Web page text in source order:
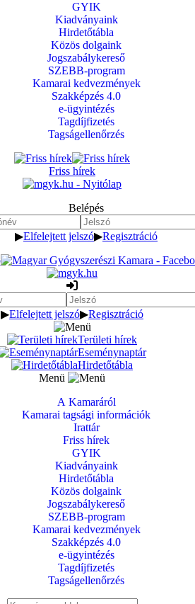
GYIK
Kiadványaink
Hirdetőtábla
Közös dolgaink
Jogszabálykereső
SZEBB-program
Kamarai kedvezmények
Szakképzés 4.0
e-ügyintézés
Tagdíjfizetés
Tagságellenőrzés
Friss hírek
Belépés
▶Elfelejtett jelszó▶Regisztráció
▶Elfelejtett jelszó▶Regisztráció
Területi hírek
Eseménynaptár
Hirdetőtábla
Menü
A Kamaráról
Kamarai tagsági információk
Irattár
Friss hírek
GYIK
Kiadványaink
Hirdetőtábla
Közös dolgaink
Jogszabálykereső
SZEBB-program
Kamarai kedvezmények
Szakképzés 4.0
e-ügyintézés
Tagdíjfizetés
Tagságellenőrzés